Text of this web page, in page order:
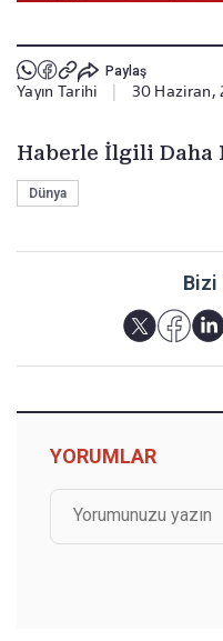
Paylaş
Yayın Tarihi 30 Haziran,
Haberle İlgili Daha
Dünya
Bizi
YORUMLAR